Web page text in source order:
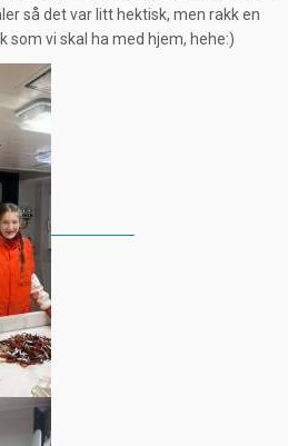
så det var litt hektisk, men rakk en
som vi skal ha med hjem, hehe:)